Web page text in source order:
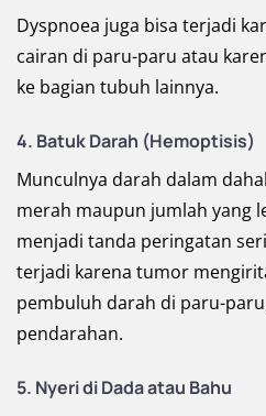
Dyspnoea juga bisa terjadi
cairan di paru-paru atau
ke bagian tubuh lainnya.
4. Batuk Darah (Hemoptisis)
Munculnya darah dalam
merah maupun jumlah yang
menjadi tanda peringatan
terjadi karena tumor
pembuluh darah di paru-
pendarahan.
5. Nyeri di Dada atau Bahu